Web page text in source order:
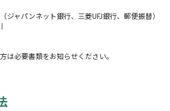
ジャパンネット銀行、三菱UFJ銀行、郵便振替）
は必要書類をお知らせください。